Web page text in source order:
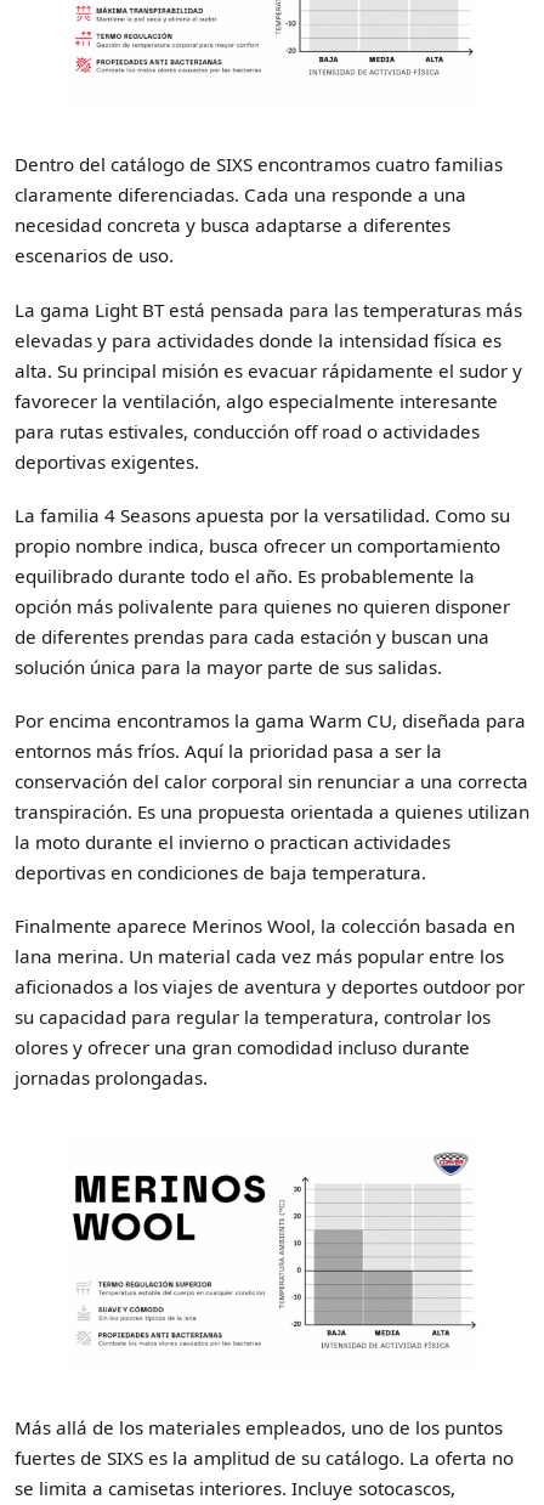
Dentro del catálogo de SIXS encontramos cuatro familias
claramente diferenciadas. Cada una responde a una
necesidad concreta y busca adaptarse a diferentes
escenarios de uso.
La gama Light BT está pensada para las temperaturas más
elevadas y para actividades donde la intensidad física es
alta. Su principal misión es evacuar rápidamente el sudor y
favorecer la ventilación, algo especialmente interesante
para rutas estivales, conducción off road o actividades
deportivas exigentes.
La familia 4 Seasons apuesta por la versatilidad. Como su
propio nombre indica, busca ofrecer un comportamiento
equilibrado durante todo el año. Es probablemente la
opción más polivalente para quienes no quieren disponer
de diferentes prendas para cada estación y buscan una
solución única para la mayor parte de sus salidas.
Por encima encontramos la gama Warm CU, diseñada para
entornos más fríos. Aquí la prioridad pasa a ser la
conservación del calor corporal sin renunciar a una correcta
transpiración. Es una propuesta orientada a quienes utilizan
la moto durante el invierno o practican actividades
deportivas en condiciones de baja temperatura.
Finalmente aparece Merinos Wool, la colección basada en
lana merina. Un material cada vez más popular entre los
aficionados a los viajes de aventura y deportes outdoor por
su capacidad para regular la temperatura, controlar los
olores y ofrecer una gran comodidad incluso durante
jornadas prolongadas.
Más allá de los materiales empleados, uno de los puntos
fuertes de SIXS es la amplitud de su catálogo. La oferta no
se limita a camisetas interiores. Incluye sotocascos,